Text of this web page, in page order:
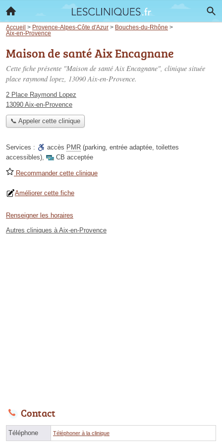
Accueil > Provence-Alpes-Côte d'Azur > Bouches-du-Rhône >
Aix-en-Provence
Maison de santé Aix Encagnane
Cette fiche présente "Maison de santé Aix Encagnane", clinique située
place raymond lopez, 13090 Aix-en-Provence.
2 Place Raymond Lopez
13090 Aix-en-Provence
📞 Appeler cette clinique
Services : accès PMR (parking, entrée adaptée, toilettes
accessibles), CB acceptée
Recommander cette clinique
Améliorer cette fiche
Renseigner les horaires
Autres cliniques à Aix-en-Provence
Contact
Téléphone Téléphoner à la clinique